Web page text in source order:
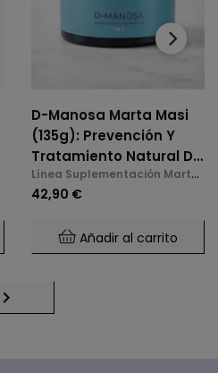
D-Manosa Marta Masi
(135g): Prevención Y
Tratamiento Natural De
La Cistitis E Infecciones
De Orina
Línea Suplementación Marta
Masi
42,90 €
Añadir al carrito
›
